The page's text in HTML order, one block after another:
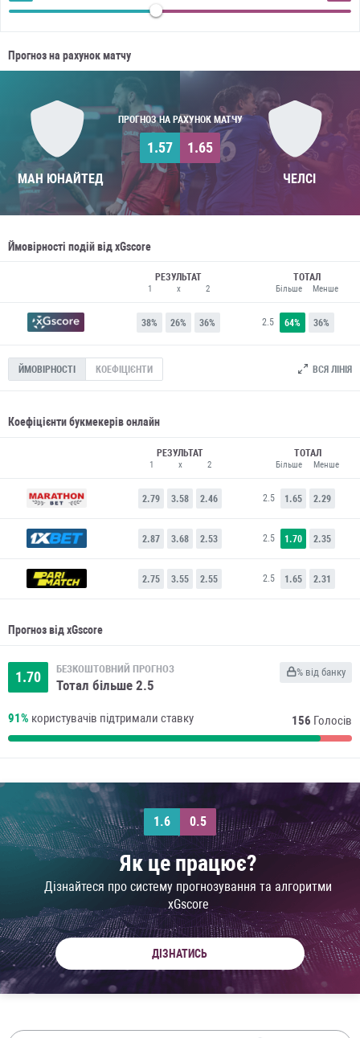
Прогноз на рахунок матчу
МАН ЮНАЙТЕД
ПРОГНОЗ НА РАХУНОК МАТЧУ
1.57 1.65
ЧЕЛСІ
Ймовірності подій від xGscore
РЕЗУЛЬТАТ
1
38%
x
26%
2
36%
ТОТАЛ
2.5
Більше
64%
Менше
36%
ЙМОВІРНОСТІ КОЕФІЦІЄНТИ ВСЯ ЛІНІЯ
Коефіцієнти букмекерів онлайн
РЕЗУЛЬТАТ
1
2.79
x
3.58
2
2.46
ТОТАЛ
2.5
Більше
1.65
Менше
2.29
2.87 3.68 2.53 2.5 1.70 2.35
2.75 3.55 2.55 2.5 1.65 2.31
Прогноз від xGscore
1.70 БЕЗКОШТОВНИЙ ПРОГНОЗ
Тотал більше 2.5
% від банку
91% користувачів підтримали ставку 156 Голосів
1.6 0.5
Як це працює?
Дізнайтеся про систему прогнозування та алгоритми
xGscore
ДІЗНАТИСЬ